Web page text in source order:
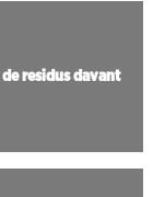
residus davant